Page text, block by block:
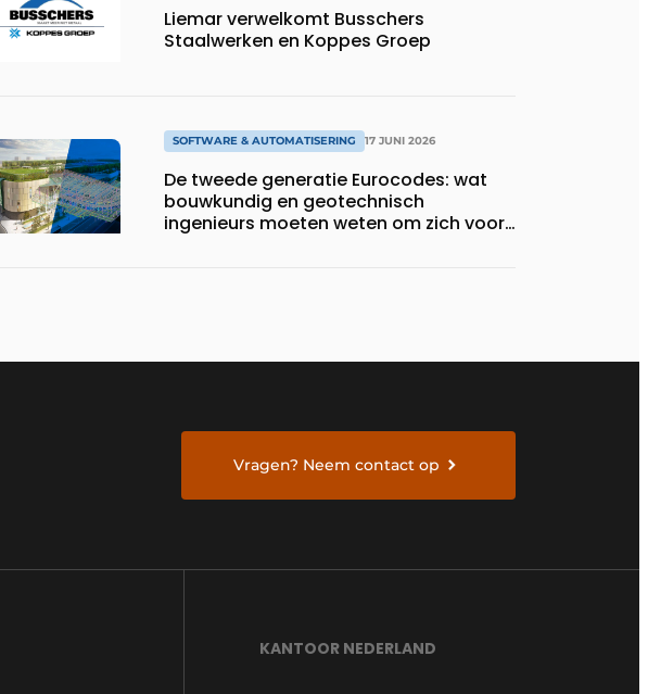
Liemar verwelkomt Busschers
Staalwerken en Koppes Groep
SOFTWARE & AUTOMATISERING 17 JUNI 2026
De tweede generatie Eurocodes: wat
bouwkundig en geotechnisch
ingenieurs moeten weten om zich voor
Vragen? Neem contact op
KANTOOR NEDERLAND